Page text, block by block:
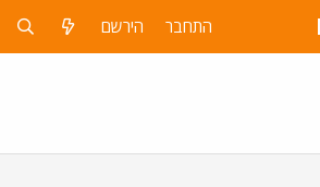
התחבר הירשם